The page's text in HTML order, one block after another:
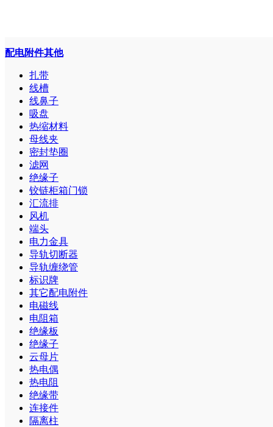
配电附件其他
扎带
线槽
线鼻子
吸盘
热缩材料
母线夹
密封垫圈
滤网
绝缘子
铰链柜箱门锁
汇流排
风机
端头
电力金具
导轨切断器
导轨缠绕管
标识牌
其它配电附件
电磁线
电阻箱
绝缘板
绝缘子
云母片
热电偶
热电阻
绝缘带
连接件
隔离柱